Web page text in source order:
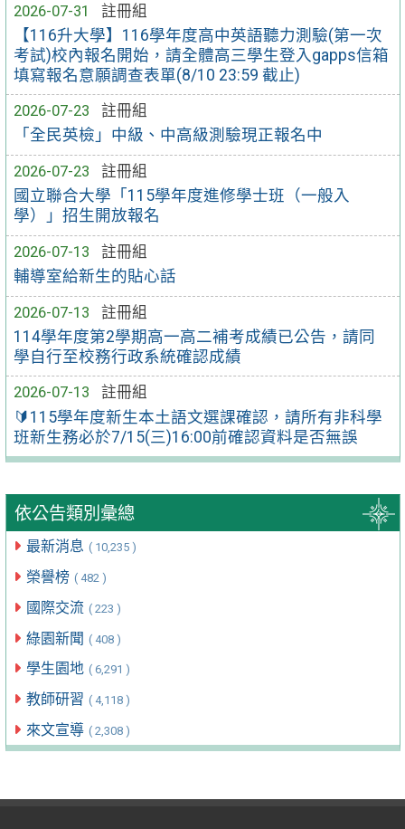
2026-07-31
註冊組
【116升大學】116學年度高中英語聽力測驗(第一次
考試)校內報名開始，請全體高三學生登入gapps信箱
填寫報名意願調查表單(8/10 23:59 截止)
2026-07-23
註冊組
「全民英檢」中級、中高級測驗現正報名中
2026-07-23
註冊組
國立聯合大學「115學年度進修學士班（一般入
學）」招生開放報名
2026-07-13
註冊組
輔導室給新生的貼心話
2026-07-13
註冊組
114學年度第2學期高一高二補考成績已公告，請同
學自行至校務行政系統確認成績
2026-07-13
註冊組
🔰115學年度新生本土語文選課確認，請所有非科學
班新生務必於7/15(三)16:00前確認資料是否無誤
依公告類別彙總
最新消息 ( 10,235 )
榮譽榜 ( 482 )
國際交流 ( 223 )
綠園新聞 ( 408 )
學生園地 ( 6,291 )
教師研習 ( 4,118 )
來文宣導 ( 2,308 )